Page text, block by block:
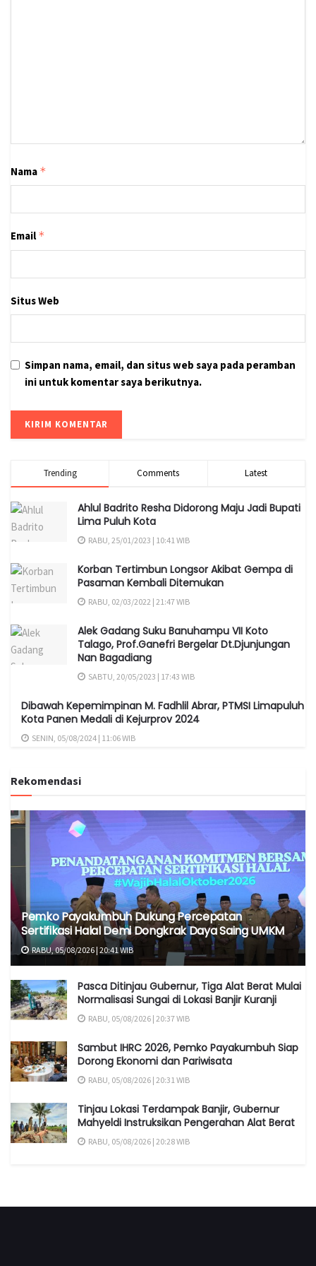
Nama *
Email *
Situs Web
Simpan nama, email, dan situs web saya pada peramban
ini untuk komentar saya berikutnya.
Trending Comments Latest
Ahlul Badrito Resha Didorong Maju Jadi Bupati
Lima Puluh Kota
RABU, 25/01/2023 | 10:41 WIB
Korban Tertimbun Longsor Akibat Gempa di
Pasaman Kembali Ditemukan
RABU, 02/03/2022 | 21:47 WIB
Alek Gadang Suku Banuhampu VII Koto
Talago, Prof.Ganefri Bergelar Dt.Djunjungan
Nan Bagadiang
SABTU, 20/05/2023 | 17:43 WIB
Dibawah Kepemimpinan M. Fadhlil Abrar, PTMSI Limapuluh
Kota Panen Medali di Kejurprov 2024
SENIN, 05/08/2024 | 11:06 WIB
Rekomendasi
Pemko Payakumbuh Dukung Percepatan
Sertifikasi Halal Demi Dongkrak Daya Saing UMKM
RABU, 05/08/2026 | 20:41 WIB
Pasca Ditinjau Gubernur, Tiga Alat Berat Mulai
Normalisasi Sungai di Lokasi Banjir Kuranji
RABU, 05/08/2026 | 20:37 WIB
Sambut IHRC 2026, Pemko Payakumbuh Siap
Dorong Ekonomi dan Pariwisata
RABU, 05/08/2026 | 20:31 WIB
Tinjau Lokasi Terdampak Banjir, Gubernur
Mahyeldi Instruksikan Pengerahan Alat Berat
RABU, 05/08/2026 | 20:28 WIB